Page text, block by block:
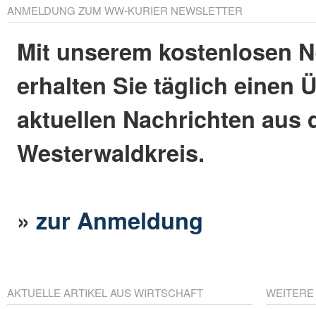
ANMELDUNG ZUM WW-KURIER NEWSLETTER
Mit unserem kostenlosen
erhalten Sie täglich einen
aktuellen Nachrichten aus
Westerwaldkreis.
»zur Anmeldung
AKTUELLE ARTIKEL AUS WIRTSCHAFT